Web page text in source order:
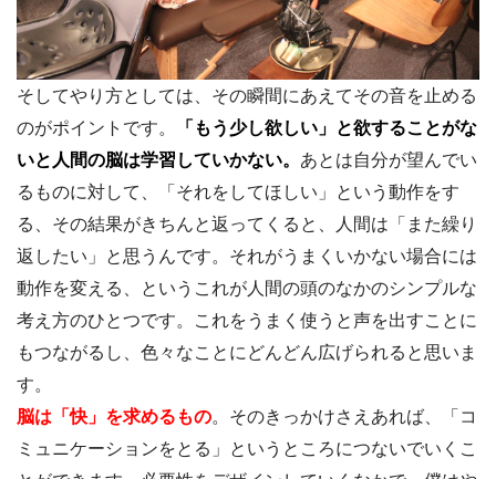
そしてやり方としては、その瞬間にあえてその音を止める
のがポイントです。
「もう少し欲しい」と欲することがな
いと人間の脳は学習していかない。 あとは自分が望んでい
るものに対して、「それをしてほしい」という動作をす
る、その結果がきちんと返ってくると、人間は「また繰り
返したい」と思うんです。それがうまくいかない場合には
動作を変える、というこれが人間の頭のなかのシンプルな
考え方のひとつです。これをうまく使うと声を出すことに
もつながるし、色々なことにどんどん広げられると思いま
す。
脳は「快」を求めるもの。そのきっかけさえあれば、「コ
ミュニケーションをとる」というところにつないでいくこ